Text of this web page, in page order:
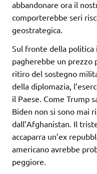
abbandonare ora il
comporterebbe seri
geostrategica.
Sul fronte della
pagherebbe un prezzo
ritiro del sostegno
della diplomazia,
il Paese. Come Trump
Biden non si sono mai
dall’Afghanistan. Il
accaparra un’ex
americano avrebbe
peggiore.